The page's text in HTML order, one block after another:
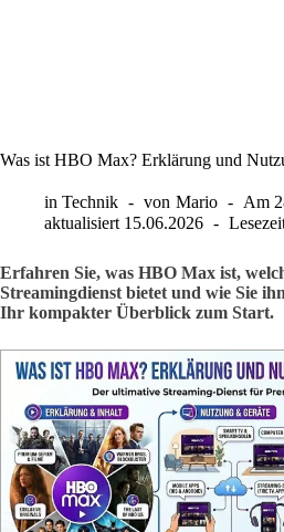
Was ist HBO Max? Erklärung und
in Technik von Mario Am
aktualisiert 15.06.2026
Erfahren Sie, was HBO Max ist,
Streamingdienst bietet und wie Sie
Ihr kompakter Überblick zum Start.